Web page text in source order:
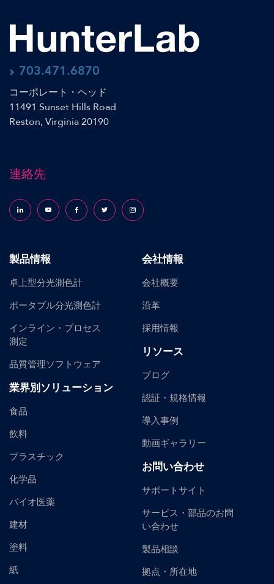
703.471.6870
コーポレート・ヘッド
11491 Sunset Hills Road
Reston, Virginia 20190
連絡先
Follow us on LinkedInFollow us on YouTubeFollow us on Facebook
Follow us on X (formerly Twitter)
Follow us on Instagram
製品情報
卓上型分光測色計
ポータブル分光測色計
インライン・プロセス
測定
品質管理ソフトウェア
業界別ソリューション
食品
飲料
プラスチック
化学品
バイオ医薬
建材
塗料
紙
会社情報
会社概要
沿革
採用情報
リソース
ブログ
認証・規格情報
導入事例
動画ギャラリー
お問い合わせ
サポートサイト
サービス・部品のお問
い合わせ
製品相談
拠点・所在地